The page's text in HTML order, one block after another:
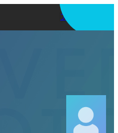
アプリを使う